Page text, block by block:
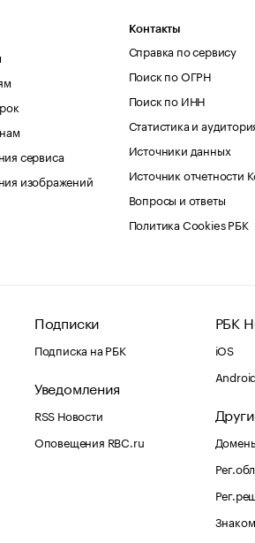
сервиса
изображений
Контакты
Справка по сервису
Поиск по ОГРН
Поиск по ИНН
Статистика и
Источники данных
Источник отчетности
Вопросы и ответы
Политика Cookies РБК
Подписки
Подписка на РБК
Уведомления
RSS Новости
Оповещения RBC.ru
РБК
iOS